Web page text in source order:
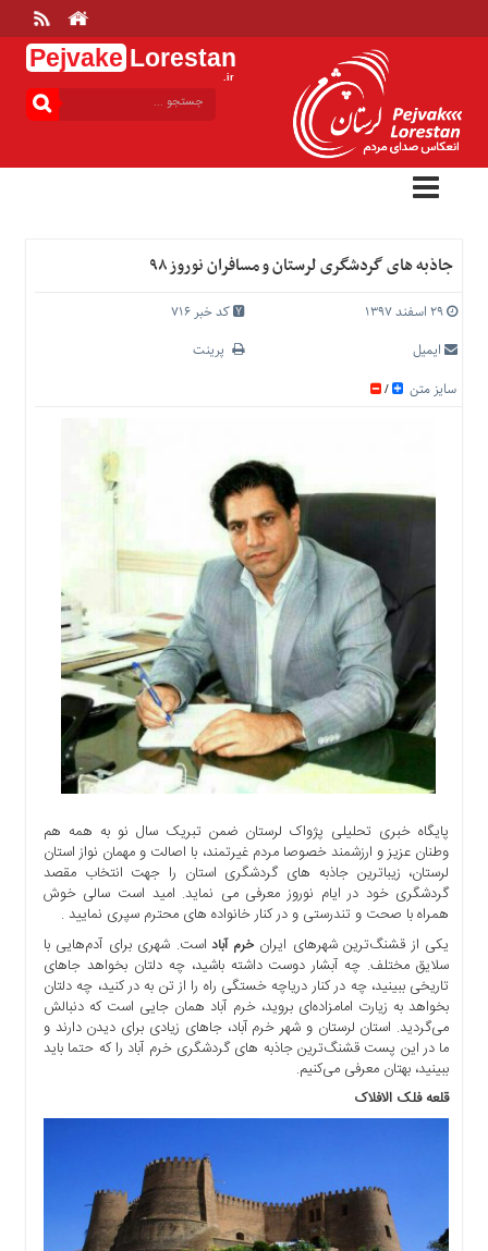
Pejvake Lorestan
.ir
بالا
خانه
ارتباط
درباره
تعرفه
اصلی
اجتماعی
سیاسی
ورزشی
علمی
آموزشی
دسترسی
ارتباط
برگه
تعرفه
درباره
اخبار
سایت
نمونه
جاذبه های گردشگری لرستان و مسافران نوروز ۹۸
۲۹ اسفند ۱۳۹۷
کد خبر 716
ایمیل
پرینت
سایز متن
/
پایگاه خبری تحلیلی پژواک لرستان ضمن تبریک سال نو به همه هم
وطنان عزیز و ارزشمند خصوصا مردم غیرتمند، با اصالت و مهمان نواز استان
لرستان، زیباترین جاذبه های گردشگری استان را جهت انتخاب مقصد
گردشگری خود در ایام نوروز معرفی می نماید. امید است سالی خوش
همراه با صحت و تندرستی و در کنار خانواده های محترم سپری نمایید .
یکی از قشنگ‌ترین شهرهای ایرانخرم آباد است. شهری برای آدم‌هایی با
سلایق مختلف. چه آبشار دوست داشته باشید، چه دلتان بخواهد جاهای
تاریخی ببینید، چه در کنار دریاچه خستگی راه را از تن به در کنید، چه دلتان
بخواهد به زیارت امامزاده‌ای بروید، خرم آباد همان جایی است که دنبالش
می‌گردید. استان لرستان و شهر خرم آباد، جاهای زیادی برای دیدن دارند و
ما در این پست قشنگ‌ترین جاذبه های گردشگری خرم آباد را که حتما باید
ببینید، بهتان معرفی می‌کنیم.
قلعه فلک الافلاک